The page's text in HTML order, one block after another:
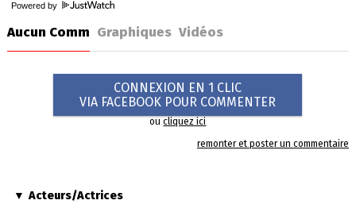
Powered by
Aucun Comm Graphiques Vidéos
CONNEXION EN 1 CLIC
VIA FACEBOOK POUR COMMENTER
oucliquez ici
remonter et poster un commentaire
Acteurs/Actrices